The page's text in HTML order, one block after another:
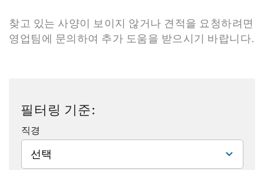
찾고 있는 사양이 보이지 않거나 견적을 요청하려면
영업팀에 문의하여 추가 도움을 받으시기 바랍니다.
필터링 기준:
직경
선택